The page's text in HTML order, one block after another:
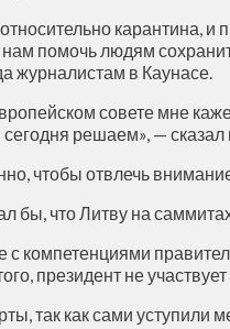
карантина,
помочь людям
журналистам в Каунасе.
совете мне
решаем», — сказал
чтобы отвлечь
что Литву на
президент не
так как сами